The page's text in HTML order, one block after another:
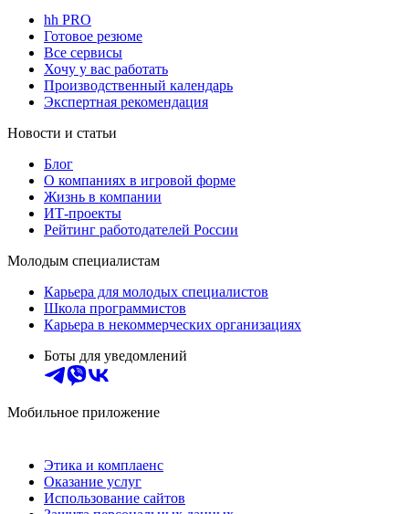
hh PRO
Готовое резюме
Все сервисы
Хочу у вас работать
Производственный календарь
Экспертная рекомендация
Новости и статьи
Блог
О компаниях в игровой форме
Жизнь в компании
ИТ-проекты
Рейтинг работодателей России
Молодым специалистам
Карьера для молодых специалистов
Школа программистов
Карьера в некоммерческих организациях
Боты для уведомлений
Мобильное приложение
Этика и комплаенс
Оказание услуг
Использование сайтов